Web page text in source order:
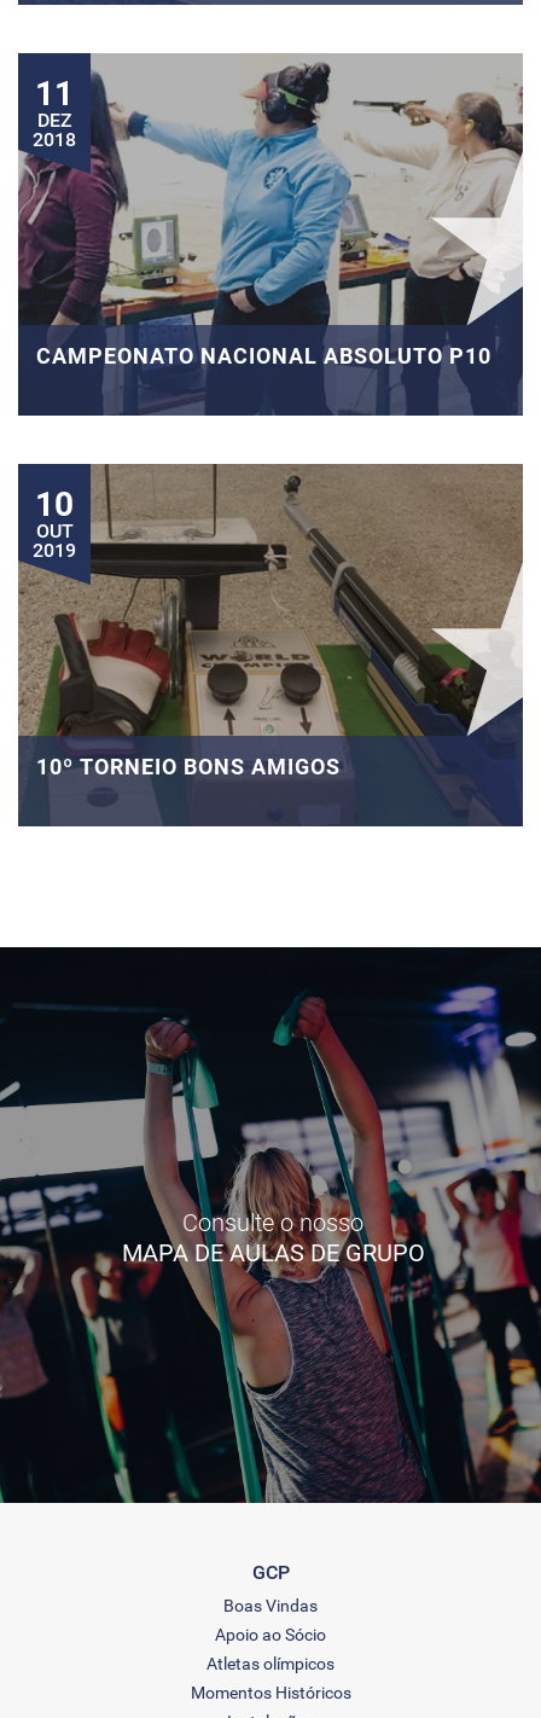
11
DEZ
2018
CAMPEONATO NACIONAL ABSOLUTO P10
10
OUT
2019
10º TORNEIO BONS AMIGOS
Consulte o nosso
MAPA DE AULAS DE GRUPO
GCP
Boas Vindas
Apoio ao Sócio
Atletas olímpicos
Momentos Históricos